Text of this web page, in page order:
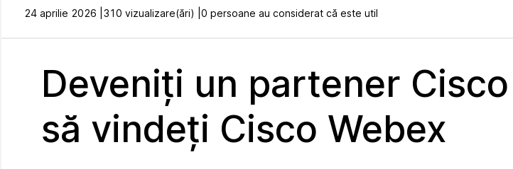
24 aprilie 2026 | 310 vizualizare(ări) | 0 persoane au considerat că este util
Deveniți un partener
să vindeți Cisco Webex